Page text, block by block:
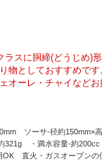
ラスに胴締(どうじめ)
物としておすすめです
オーレ・チャイなど
ソーサ-径約150mm×
321g ・満水容量-約200cc
OK 直火・ガスオーブンの